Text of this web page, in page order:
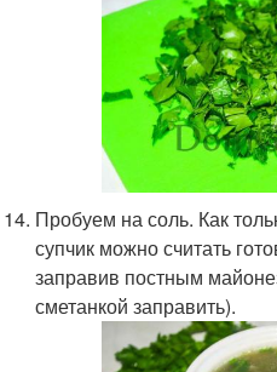
Пробуем на соль. Как
супчик можно считать
заправив постным
сметанкой заправить).